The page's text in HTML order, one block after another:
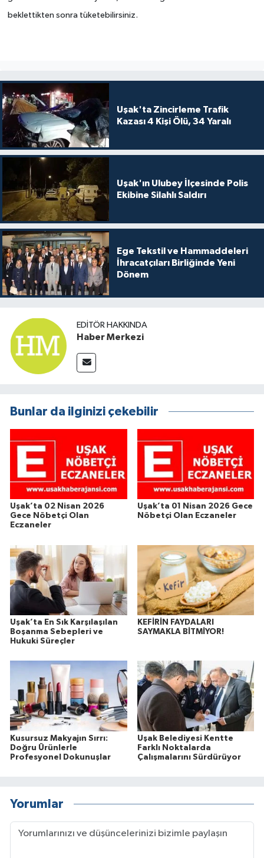
beklettikten sonra tüketebilirsiniz.
Uşak'ta Zincirleme Trafik
Kazası 4 Kişi Ölü, 34 Yaralı
Uşak'ın Ulubey İlçesinde Polis
Ekibine Silahlı Saldırı
Ege Tekstil ve Hammaddeleri
İhracatçıları Birliğinde Yeni
Dönem
EDITÖR HAKKINDA
Haber Merkezi
Bunlar da ilginizi çekebilir
Uşak’ta 02 Nisan 2026
Gece Nöbetçi Olan
Eczaneler
Uşak’ta 01 Nisan 2026 Gece
Nöbetçi Olan Eczaneler
Uşak’ta En Sık Karşılaşılan
Boşanma Sebepleri ve
Hukuki Süreçler
KEFİRİN FAYDALARI
SAYMAKLA BİTMİYOR!
Kusursuz Makyajın Sırrı:
Doğru Ürünlerle
Profesyonel Dokunuşlar
Uşak Belediyesi Kentte
Farklı Noktalarda
Çalışmalarını Sürdürüyor
Yorumlar